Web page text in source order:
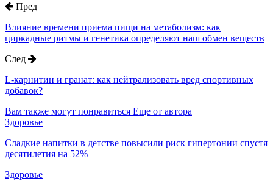
Пред
Влияние времени приема пищи на метаболизм: как
циркадные ритмы и генетика определяют наш обмен веществ
След
L-карнитин и гранат: как нейтрализовать вред спортивных
добавок?
Вам также могут понравиться Еще от автора
Здоровье
Сладкие напитки в детстве повысили риск гипертонии спустя
десятилетия на 52%
Здоровье